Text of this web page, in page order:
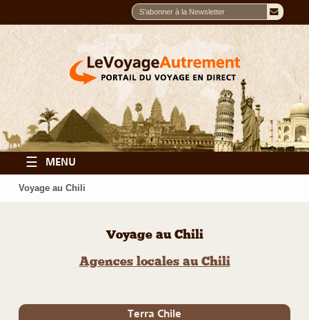
☰ MENU
Voyage au Chili
Voyage au Chili
Agences locales au Chili
Terra Chile